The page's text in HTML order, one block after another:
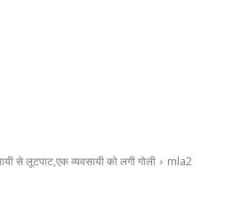
से लूटपाट,एक व्यवसायी को लगी गोली mla2